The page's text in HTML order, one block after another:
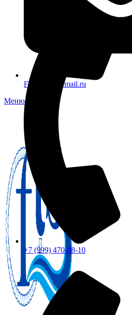
FTS-omsk@mail.ru
Меню
+7 (999) 470-88-10